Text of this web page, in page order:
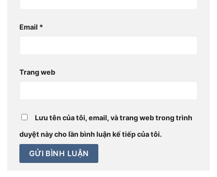
Email *
Trang web
Lưu tên của tôi, email, và trang web trong trình
duyệt này cho lần bình luận kế tiếp của tôi.